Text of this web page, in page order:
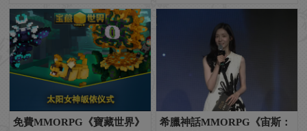
免費MMORPG《寶藏世界》
希臘神話MMORPG《宙斯：